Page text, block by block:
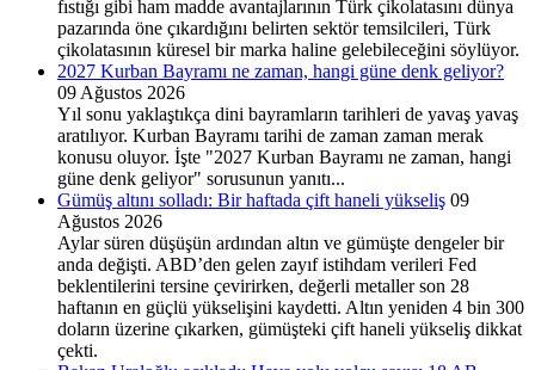
fıstığı gibi ham madde avantajlarının Türk çikolatasını dünya
pazarında öne çıkardığını belirten sektör temsilcileri, Türk
çikolatasının küresel bir marka haline gelebileceğini söylüyor.
2027 Kurban Bayramı ne zaman, hangi güne denk geliyor?
09 Ağustos 2026
Yıl sonu yaklaştıkça dini bayramların tarihleri de yavaş yavaş
aratılıyor. Kurban Bayramı tarihi de zaman zaman merak
konusu oluyor. İşte "2027 Kurban Bayramı ne zaman, hangi
güne denk geliyor" sorusunun yanıtı...
Gümüş altını solladı: Bir haftada çift haneli yükseliş 09
Ağustos 2026
Aylar süren düşüşün ardından altın ve gümüşte dengeler bir
anda değişti. ABD’den gelen zayıf istihdam verileri Fed
beklentilerini tersine çevirirken, değerli metaller son 28
haftanın en güçlü yükselişini kaydetti. Altın yeniden 4 bin 300
doların üzerine çıkarken, gümüşteki çift haneli yükseliş dikkat
çekti.